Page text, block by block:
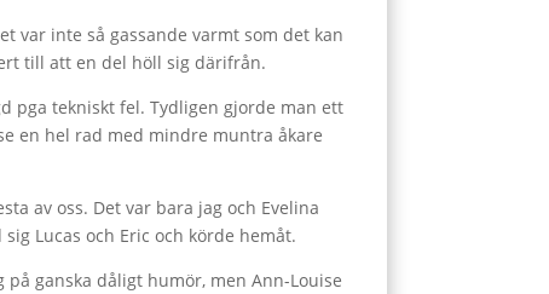
var inte så gassande varmt som det kan
till att en del höll sig därifrån.
pga tekniskt fel. Tydligen gjorde man ett
en hel rad med mindre muntra åkare
av oss. Det var bara jag och Evelina
Lucas och Eric och körde hemåt.
ganska dåligt humör, men Ann-Louise